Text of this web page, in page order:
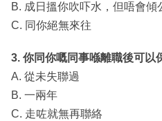
B. 成日搵你吹吓水，但唔會傾
C. 同你絕無來往
3. 你同你嘅同事喺離職後可以
A. 從未失聯過
B. 一兩年
C. 走咗就無再聯絡